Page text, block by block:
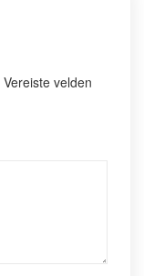
Vereiste velden